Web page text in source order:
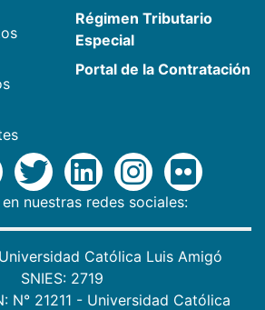
Régimen Tributario
Especial
Portal de la Contratación
nuestras redes sociales:
Católica Luis Amigó
SNIES: 2719
N° 21211 - Universidad Católica